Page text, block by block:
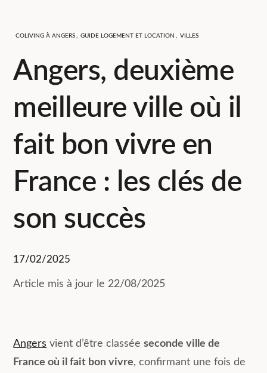
COLIVING À ANGERS GUIDE LOGEMENT ET LOCATION VILLES
Angers, deuxième
meilleure ville où il
fait bon vivre en
France : les clés de
son succès
17/02/2025
Article mis à jour le 22/08/2025
Angers vient d’être classéeseconde ville de
France où il fait bon vivre, confirmant une fois de